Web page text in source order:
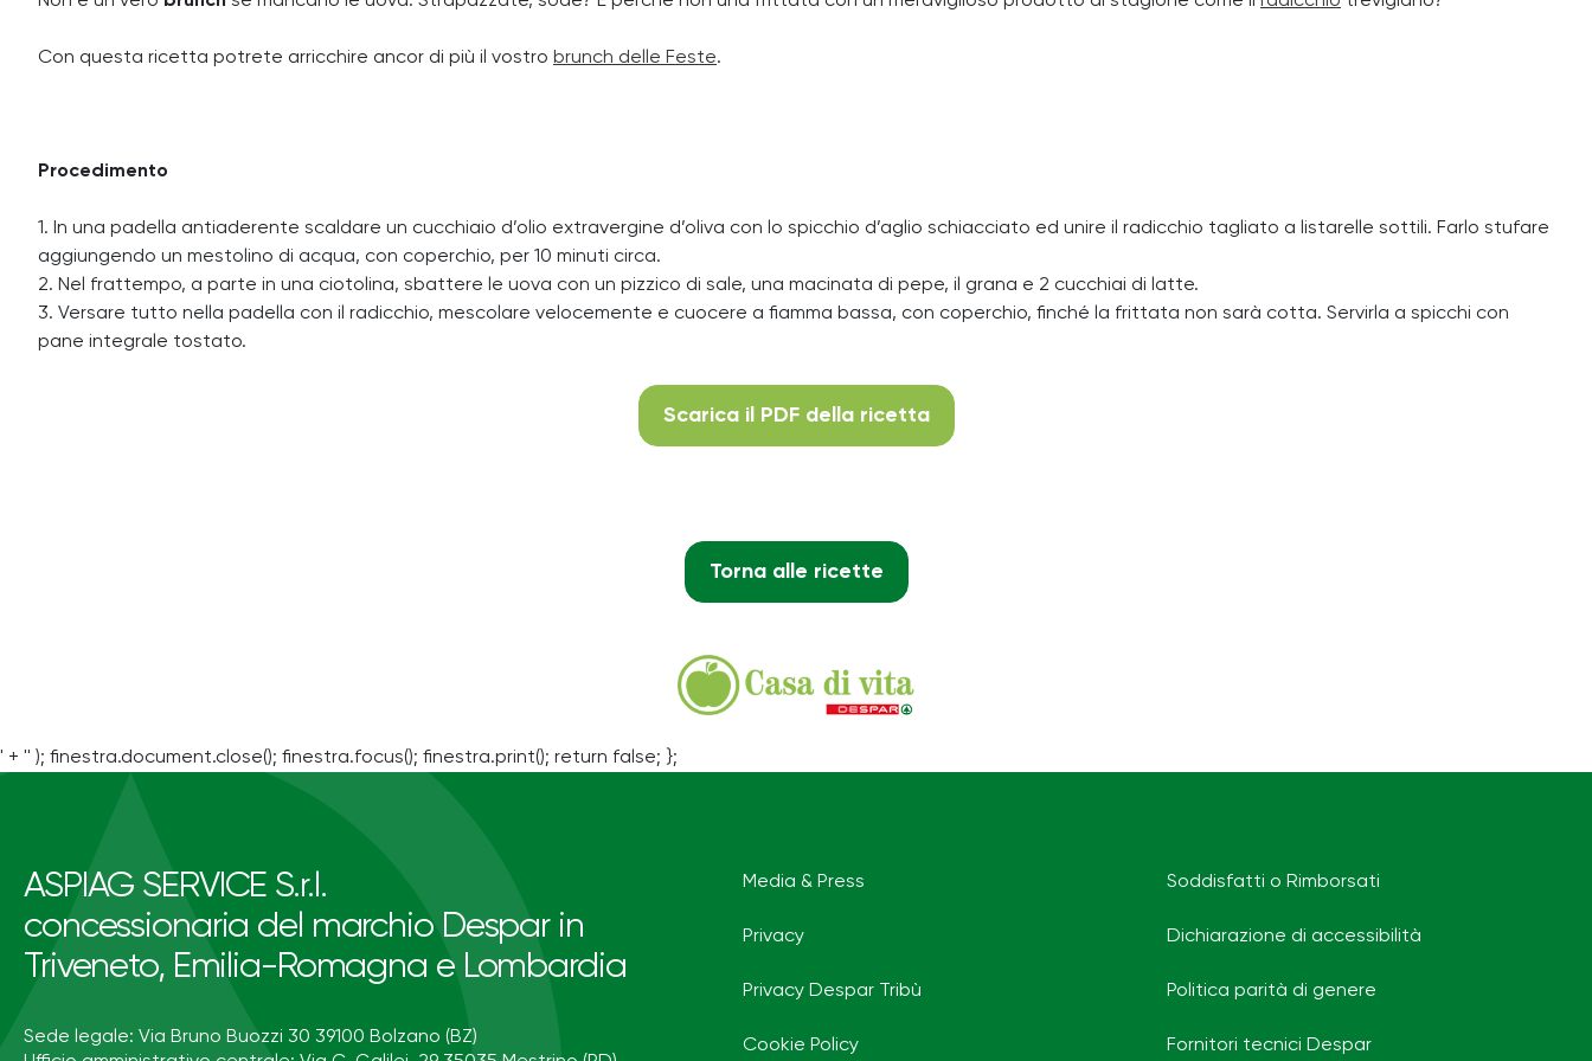
Con questa ricetta potrete arricchire ancor di più il vostro brunch delle Feste.
Procedimento
1. In una padella antiaderente scaldare un cucchiaio d’olio extravergine d’oliva con lo spicchio d’aglio schiacciato ed unire il radicchio tagliato a listarelle sottili. Farlo stufare
aggiungendo un mestolino di acqua, con coperchio, per 10 minuti circa.
2. Nel frattempo, a parte in una ciotolina, sbattere le uova con un pizzico di sale, una macinata di pepe, il grana e 2 cucchiai di latte.
3. Versare tutto nella padella con il radicchio, mescolare velocemente e cuocere a fiamma bassa, con coperchio, finché la frittata non sarà cotta. Servirla a spicchi con
pane integrale tostato.
Scarica il PDF della ricetta
Torna alle ricette
' + '' ); finestra.document.close(); finestra.focus(); finestra.print(); return false; };
ASPIAG SERVICE S.r.l.
concessionaria del marchio Despar in
Triveneto, Emilia-Romagna e Lombardia
Sede legale: Via Bruno Buozzi 30 39100 Bolzano (BZ)
Media & Press
Privacy
Privacy Despar Tribù
Cookie Policy
Soddisfatti o Rimborsati
Dichiarazione di accessibilità
Politica parità di genere
Fornitori tecnici Despar